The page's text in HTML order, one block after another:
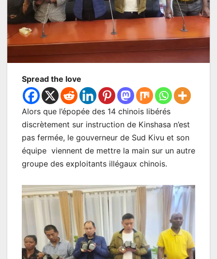
Spread the love
Alors que l’épopée des 14 chinois libérés
discrètement sur instruction de Kinshasa n’est
pas fermée, le gouverneur de Sud Kivu et son
équipe viennent de mettre la main sur un autre
groupe des exploitants illégaux chinois.